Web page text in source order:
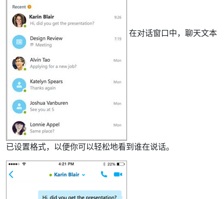
在对话窗口中，聊天文本
已设置格式，以便你可以轻松地看到谁在说话。